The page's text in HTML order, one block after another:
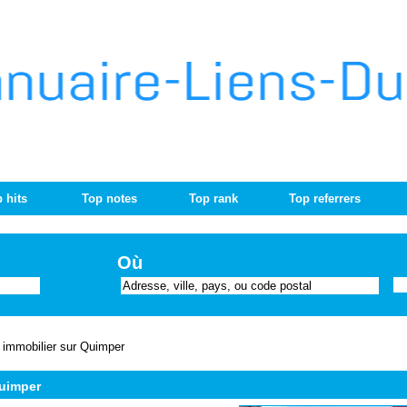
hits Top notes Top rank Top referrers
Où
sur Quimper